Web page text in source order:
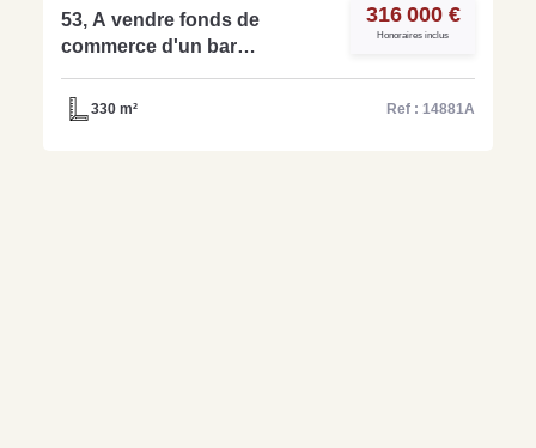
53, A vendre fonds de
commerce d'un bar
d'ambiance idéalement situé
en zone commerciale -ref:
14881A
316 000 €
Honoraires inclus
330 m² Ref : 14881A